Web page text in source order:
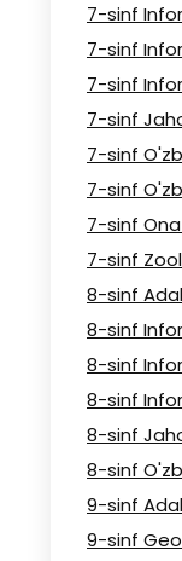
7-sinf
7-sinf
7-sinf
7-sinf
7-sinf
7-sinf
7-sinf
7-sinf
8-sinf
8-sinf
8-sinf
8-sinf
8-sinf
8-sinf
9-sinf
9-sinf